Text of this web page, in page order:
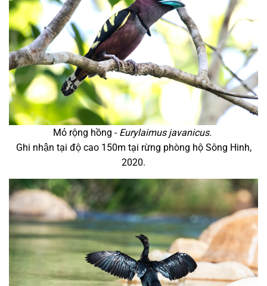
Mỏ rộng hồng - Eurylaimus javanicus.
Ghi nhận tại độ cao 150m tại rừng phòng hộ Sông Hinh,
2020.